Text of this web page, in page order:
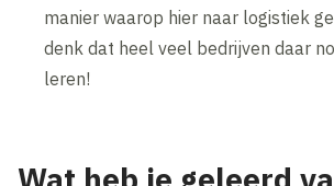
manier waarop hier naar logistiek
denk dat heel veel bedrijven daar
leren!